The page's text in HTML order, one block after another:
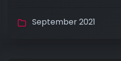
September 2021